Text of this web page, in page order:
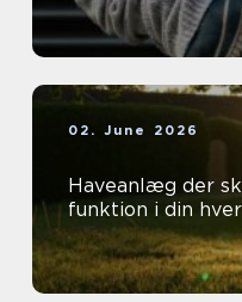
02. June 2026
Haveanlæg der
funktion i din